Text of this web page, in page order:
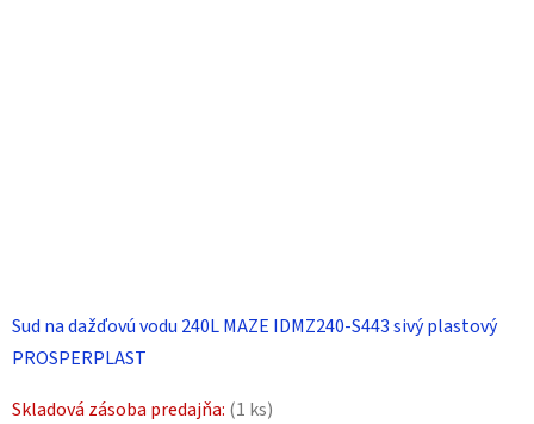
Sud na dažďovú vodu 240L MAZE IDMZ240-S443 sivý plastový
PROSPERPLAST
Skladová zásoba predajňa: (1 ks)